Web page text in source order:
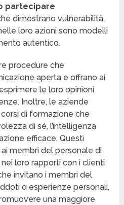
partecipare
dimostrano vulnerabilità,
loro azioni sono modelli
autentico.
procedure che
aperta e offrano ai
le loro opinioni
Inoltre, le aziende
di formazione che
di sé, l’intelligenza
efficace. Questi
membri del personale di
loro rapporti con i clienti
invitano i membri del
o esperienze personali,
una maggiore